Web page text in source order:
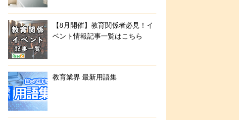
【8月開催】教育関係者必見！イ
ベント情報記事一覧はこちら
教育業界 最新用語集